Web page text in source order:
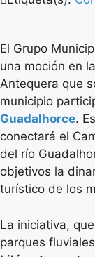
El Grupo
una moción en
Antequera que
municipio
Guadalhorce.
conectará el
del río
objetivos la
turístico de los
La iniciativa,
parques